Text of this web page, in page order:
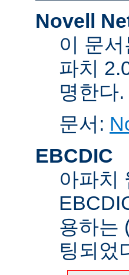
Novell
이 문
파치
명한다.
문서:
EBCDIC
아파치
용하는
팅되었